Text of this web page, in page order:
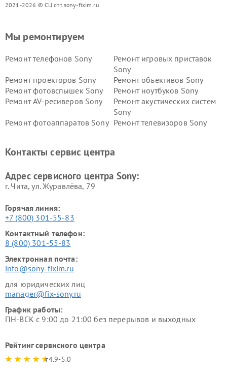
2021-2026 © СЦ cht.sony-fixim.ru
Мы ремонтируем
Ремонт телефонов Sony
Ремонт игровых приставок
Sony
Ремонт проекторов Sony
Ремонт объективов Sony
Ремонт фотовспышек Sony
Ремонт ноутбуков Sony
Ремонт AV-ресиверов Sony
Ремонт акустических систем
Sony
Ремонт фотоаппаратов Sony Ремонт телевизоров Sony
Контакты сервис центра
Адрес сервисного центра Sony:
г. Чита, ул. Журавлёва, 79
Горячая линия:
+7 (800) 301-55-83
Контактный телефон:
8 (800) 301-55-83
Электронная почта:
info@sony-fixim.ru
для юридических лиц
manager@fix-sony.ru
График работы:
ПН-ВСК с 9:00 до 21:00 без перерывов и выходных
Рейтинг сервисного центра
4.9-5.0